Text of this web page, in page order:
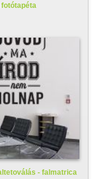
fotótapéta
- falmatrica